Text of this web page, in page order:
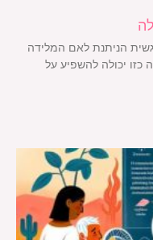
הניתנת לאם המלידה
כזו יכולה להשפיע על